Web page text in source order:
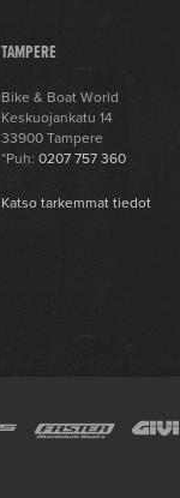
TAMPERE
Bike & Boat World
Keskuojankatu 14
33900 Tampere
*Puh:0207 757 360
Katso tarkemmat tiedot